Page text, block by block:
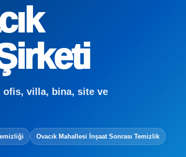
ofis, villa, bina, site ve
Ovacık Mahallesi İnşaat Sonrası Temizlik